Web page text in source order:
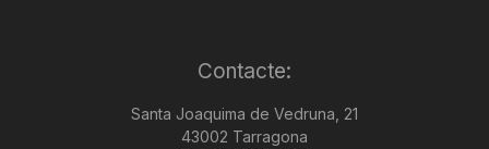
Contacte:
Santa Joaquima de Vedruna, 21
43002 Tarragona